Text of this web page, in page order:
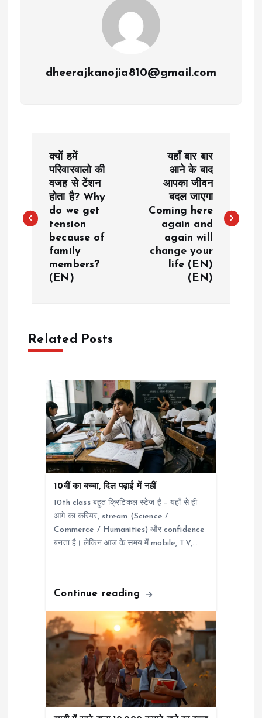
dheerajkanojia810@gmail.com
s
t
क्यों हमें
परिवारवालो की
वजह से टेंशन
होता है? Why
do we get
tension
because of
family
members?
(EN)
यहाँ बार बार
आने के बाद
आपका जीवन
बदल जाएगा
Coming here
again and
again will
change your
life (EN)
(EN)
Related Posts
10वीं का बच्चा, दिल पढ़ाई में नहीं
10th class बहुत क्रिटिकल स्टेज है – यहाँ से ही
आगे का करियर, stream (Science /
Commerce / Humanities) और confidence
बनता है। लेकिन आज के समय में mobile, TV,…
Continue reading